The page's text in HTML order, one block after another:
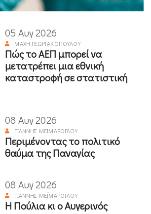
05 Αυγ 2026
ΜΆΧΗ ΓΕΩΡΓΑΚΟΠΟΎΛΟΥ
Πώς το ΑΕΠ μπορεί να
μετατρέπει μια εθνική
καταστροφή σε στατιστική
08 Αυγ 2026
ΓΙΆΝΝΗΣ ΜΕΪΜΆΡΟΓΛΟΥ
Περιμένοντας το πολιτικό
θαύμα της Παναγίας
08 Αυγ 2026
ΓΙΆΝΝΗΣ ΜΕΪΜΆΡΟΓΛΟΥ
Η Πούλια κι ο Αυγερινός